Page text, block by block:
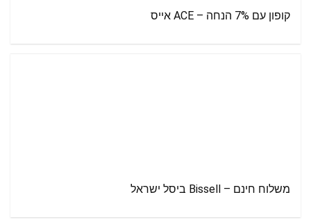
קופון עם 7% הנחה – ACE אייס
משלוח חינם – Bissell ביסל ישראל